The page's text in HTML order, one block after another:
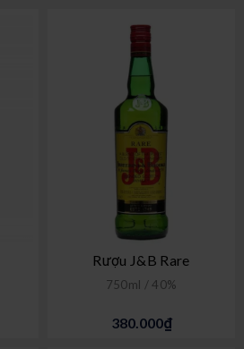
Rượu J&B Rare
750ml / 40%
380.000₫